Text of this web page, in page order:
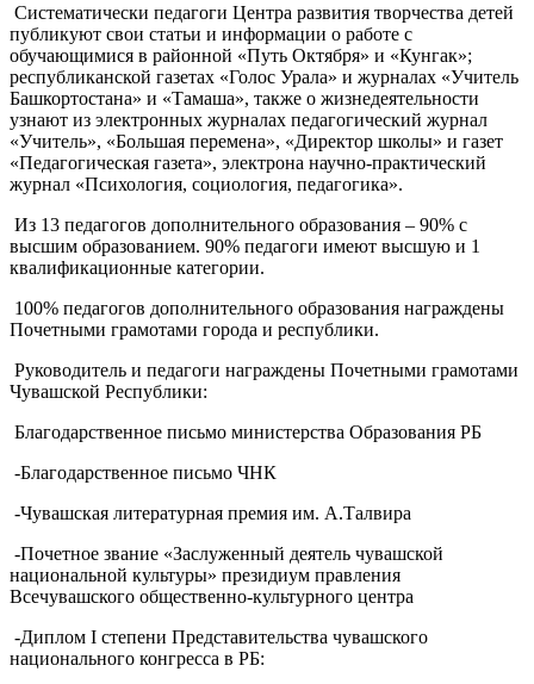
Систематически педагоги Центра развития творчества детей
публикуют свои статьи и информации о работе с
обучающимися в районной «Путь Октября» и «Кунгак»;
республиканской газетах «Голос Урала» и журналах «Учитель
Башкортостана» и «Тамаша», также о жизнедеятельности
узнают из электронных журналах педагогический журнал
«Учитель», «Большая перемена», «Директор школы» и газет
«Педагогическая газета», электрона научно-практический
журнал «Психология, социология, педагогика».
Из 13 педагогов дополнительного образования – 90% с
высшим образованием. 90% педагоги имеют высшую и 1
квалификационные категории.
100% педагогов дополнительного образования награждены
Почетными грамотами города и республики.
Руководитель и педагоги награждены Почетными грамотами
Чувашской Республики:
Благодарственное письмо министерства Образования РБ
-Благодарственное письмо ЧНК
-Чувашская литературная премия им. А.Талвира
-Почетное звание «Заслуженный деятель чувашской
национальной культуры» президиум правления
Всечувашского общественно-культурного центра
-Диплом I степени Представительства чувашского
национального конгресса в РБ: